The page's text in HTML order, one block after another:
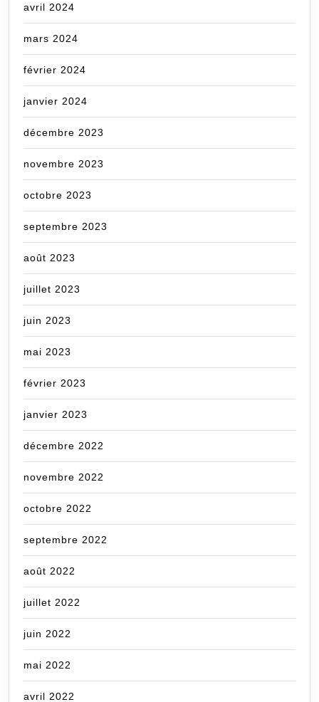
avril 2024
mars 2024
février 2024
janvier 2024
décembre 2023
novembre 2023
octobre 2023
septembre 2023
août 2023
juillet 2023
juin 2023
mai 2023
février 2023
janvier 2023
décembre 2022
novembre 2022
octobre 2022
septembre 2022
août 2022
juillet 2022
juin 2022
mai 2022
avril 2022